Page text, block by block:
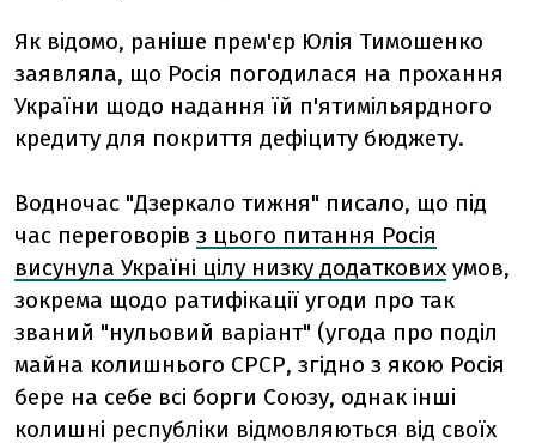
Як відомо, раніше прем'єр Юлія Тимошенко
заявляла, що Росія погодилася на прохання
України щодо надання їй п'ятимільярдного
кредиту для покриття дефіциту бюджету.
Водночас "Дзеркало тижня" писало, що під
час переговорів з цього питання Росія
висунула Україні цілу низку додаткових умов,
зокрема щодо ратифікації угоди про так
званий "нульовий варіант" (угода про поділ
майна колишнього СРСР, згідно з якою Росія
бере на себе всі борги Союзу, однак інші
колишні республіки відмовляються від своїх